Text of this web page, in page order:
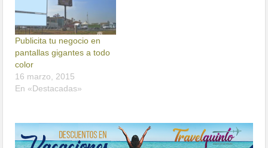
Publicita tu negocio en
pantallas gigantes a todo
color
16 marzo, 2015
En «Destacadas»